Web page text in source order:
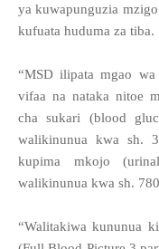
ya kuwapunguzia
kufuata huduma za tiba.
“MSD ilipata mgao
vifaa na nataka nitoe
cha sukari (blood
walikinunua kwa sh.
kupima mkojo
walikinunua kwa sh.
“Walitakiwa kununua